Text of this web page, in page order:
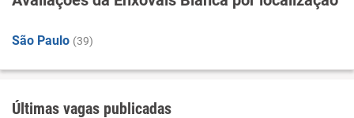
São Paulo (39)
Últimas vagas publicadas